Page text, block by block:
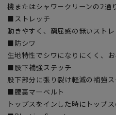
機またはシャワークリーンの2通
■ストレッチ
動きやすく、窮屈感の無いストレ
■防シワ
生地特性でシワになりにくく、お
■股下補強ステッチ
股下部分に張り裂け軽減の補強ス
■腰裏マーベルト
トップスをインした時にトップ